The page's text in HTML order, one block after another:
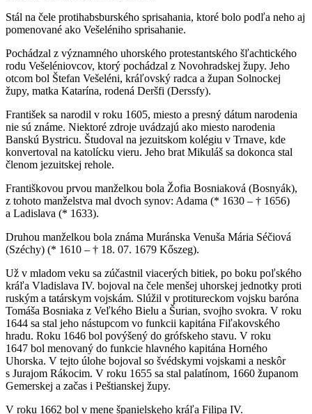
Stál na čele protihabsburského sprisahania, ktoré bolo podľa neho aj
pomenované ako Vešeléniho sprisahanie.
Pochádzal z významného uhorského protestantského šľachtického
rodu Vešeléniovcov, ktorý pochádzal z Novohradskej župy. Jeho
otcom bol Štefan Vešeléni, kráľovský radca a župan Solnockej
župy, matka Katarína, rodená Deršfi (Derssfy).
František sa narodil v roku 1605, miesto a presný dátum narodenia
nie sú známe. Niektoré zdroje uvádzajú ako miesto narodenia
Banskú Bystricu. Študoval na jezuitskom kolégiu v Trnave, kde
konvertoval na katolícku vieru. Jeho brat Mikuláš sa dokonca stal
členom jezuitskej rehole.
Františkovou prvou manželkou bola Žofia Bosniaková (Bosnyák),
z tohoto manželstva mal dvoch synov: Adama (* 1630 – † 1656)
a Ladislava (* 1633).
Druhou manželkou bola známa Muránska Venuša Mária Séčiová
(Széchy) (* 1610 – † 18. 07. 1679 Kőszeg).
Už v mladom veku sa zúčastnil viacerých bitiek, po boku poľského
kráľa Vladislava IV. bojoval na čele menšej uhorskej jednotky proti
ruským a tatárskym vojskám. Slúžil v protitureckom vojsku baróna
Tomáša Bosniaka z Veľkého Bielu a Šurian, svojho svokra. V roku
1644 sa stal jeho nástupcom vo funkcii kapitána Fiľakovského
hradu. Roku 1646 bol povýšený do grófskeho stavu. V roku
1647 bol menovaný do funkcie hlavného kapitána Horného
Uhorska. V tejto úlohe bojoval so švédskymi vojskami a neskôr
s Jurajom Rákocim. V roku 1655 sa stal palatínom, 1660 županom
Gemerskej a začas i Peštianskej župy.
V roku 1662 bol v mene španielskeho kráľa Filipa IV.